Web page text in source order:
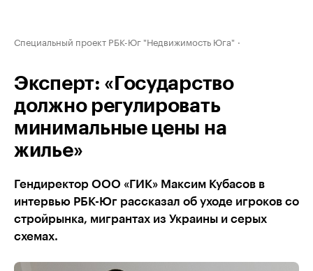
Специальный проект РБК-Юг "Недвижимость Юга"
Эксперт: «Государство
должно регулировать
минимальные цены на
жилье»
Гендиректор ООО «ГИК» Максим Кубасов в
интервью РБК-Юг рассказал об уходе игроков со
стройрынка, мигрантах из Украины и серых
схемах.